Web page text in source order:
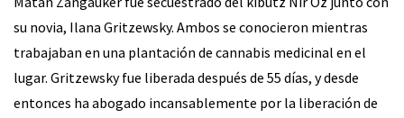
su novia, Ilana Gritzewsky. Ambos se conocieron mientras
trabajaban en una plantación de cannabis medicinal en el
lugar. Gritzewsky fue liberada después de 55 días, y desde
entonces ha abogado incansablemente por la liberación de